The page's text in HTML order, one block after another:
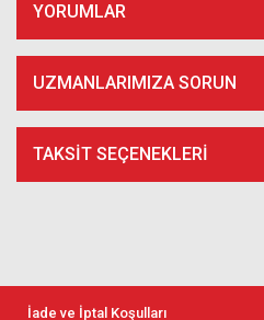
YORUMLAR
UZMANLARIMIZA SORUN
TAKSIT SEÇENEKLERI
İade ve İptal Koşulları